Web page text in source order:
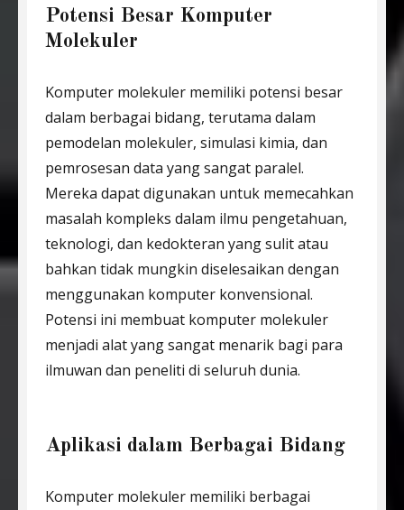
Potensi Besar Komputer
Molekuler
Komputer molekuler memiliki potensi besar
dalam berbagai bidang, terutama dalam
pemodelan molekuler, simulasi kimia, dan
pemrosesan data yang sangat paralel.
Mereka dapat digunakan untuk memecahkan
masalah kompleks dalam ilmu pengetahuan,
teknologi, dan kedokteran yang sulit atau
bahkan tidak mungkin diselesaikan dengan
menggunakan komputer konvensional.
Potensi ini membuat komputer molekuler
menjadi alat yang sangat menarik bagi para
ilmuwan dan peneliti di seluruh dunia.
Aplikasi dalam Berbagai Bidang
Komputer molekuler memiliki berbagai